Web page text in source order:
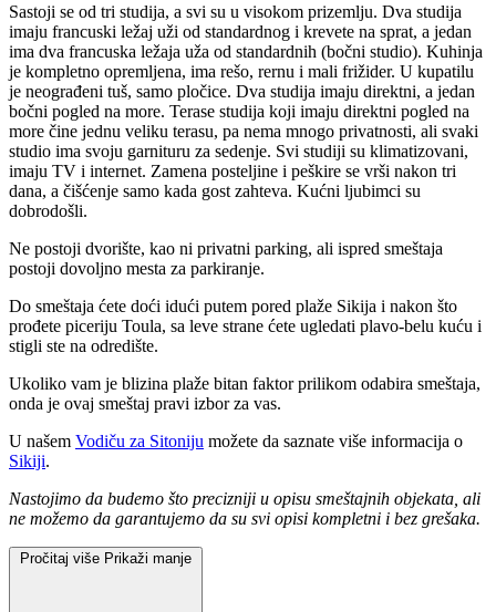
Sastoji se od tri studija, a svi su u visokom prizemlju. Dva studija
imaju francuski ležaj uži od standardnog i krevete na sprat, a jedan
ima dva francuska ležaja uža od standardnih (bočni studio). Kuhinja
je kompletno opremljena, ima rešo, rernu i mali frižider. U kupatilu
je neograđeni tuš, samo pločice. Dva studija imaju direktni, a jedan
bočni pogled na more. Terase studija koji imaju direktni pogled na
more čine jednu veliku terasu, pa nema mnogo privatnosti, ali svaki
studio ima svoju garnituru za sedenje. Svi studiji su klimatizovani,
imaju TV i internet. Zamena posteljine i peškire se vrši nakon tri
dana, a čišćenje samo kada gost zahteva. Kućni ljubimci su
dobrodošli.
Ne postoji dvorište, kao ni privatni parking, ali ispred smeštaja
postoji dovoljno mesta za parkiranje.
Do smeštaja ćete doći idući putem pored plaže Sikija i nakon što
prođete piceriju Toula, sa leve strane ćete ugledati plavo-belu kuću i
stigli ste na odredište.
Ukoliko vam je blizina plaže bitan faktor prilikom odabira smeštaja,
onda je ovaj smeštaj pravi izbor za vas.
U našem Vodiču za Sitoniju možete da saznate više informacija o
Sikiji.
Nastojimo da budemo što precizniji u opisu smeštajnih objekata, ali
ne možemo da garantujemo da su svi opisi kompletni i bez grešaka.
Pročitaj više Prikaži manje